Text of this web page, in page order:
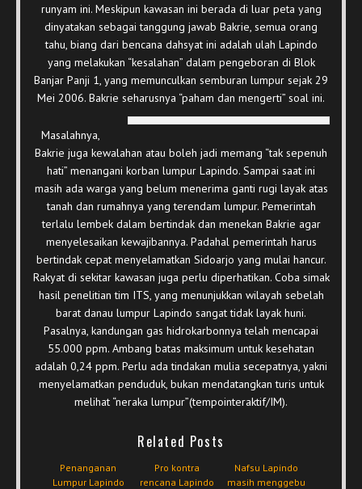
runyam ini. Meskipun kawasan ini berada di luar peta yang
dinyatakan sebagai tanggung jawab Bakrie, semua orang
tahu, biang dari bencana dahsyat ini adalah ulah Lapindo
yang melakukan “kesalahan” dalam pengeboran di Blok
Banjar Panji 1, yang memunculkan semburan lumpur sejak 29
Mei 2006. Bakrie seharusnya “paham dan mengerti” soal ini.
Masalahnya,
Bakrie juga kewalahan atau boleh jadi memang “tak sepenuh
hati” menangani korban lumpur Lapindo. Sampai saat ini
masih ada warga yang belum menerima ganti rugi layak atas
tanah dan rumahnya yang terendam lumpur. Pemerintah
terlalu lembek dalam bertindak dan menekan Bakrie agar
menyelesaikan kewajibannya. Padahal pemerintah harus
bertindak cepat menyelamatkan Sidoarjo yang mulai hancur.
Rakyat di sekitar kawasan juga perlu diperhatikan. Coba simak
hasil penelitian tim ITS, yang menunjukkan wilayah sebelah
barat danau lumpur Lapindo sangat tidak layak huni.
Pasalnya, kandungan gas hidrokarbonnya telah mencapai
55.000 ppm. Ambang batas maksimum untuk kesehatan
adalah 0,24 ppm. Perlu ada tindakan mulia secepatnya, yakni
menyelamatkan penduduk, bukan mendatangkan turis untuk
melihat “neraka lumpur”(tempointeraktif/IM).
Related Posts
Penanganan
Lumpur Lapindo
Pro kontra
rencana Lapindo
Nafsu Lapindo
masih menggebu